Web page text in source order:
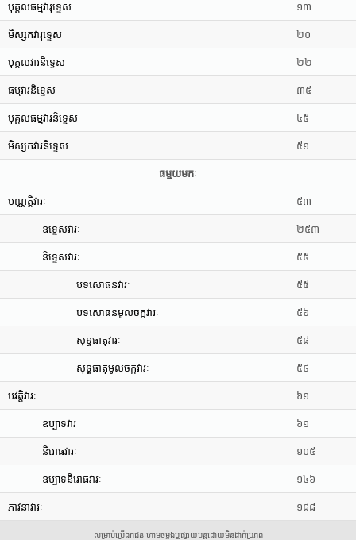
បុគ្គលធម្មវារុទ្ទេស ១៣
មិស្សកវារុទ្ទេស ២០
បុគ្គលវារនិទ្ទេស ២២
ធម្មវារនិទ្ទេស ៣៥
បុគ្គលធម្មវារនិទ្ទេស ៤៥
មិស្សកវារនិទ្ទេស ៥១
ធម្មយមកៈ
បណ្ណត្តិវារៈ ៥៣
ឧទ្ទេសវារៈ ២៥៣
និទ្ទេសវារៈ ៥៥
បទសោធនវារៈ ៥៥
បទសោធនមូលចក្កវារៈ ៥៦
សុទ្ធធាតុវារៈ ៥៨
សុទ្ធធាតុមូលចក្កវារៈ ៥៩
បវត្តិវារៈ ៦១
ឧប្បាទវារៈ ៦១
និរោធវារៈ ១០៥
ឧប្បាទនិរោធវារៈ ១៤៦
ភាវនាវារៈ ១៨៨
សម្រាប់ប្រើឯកជន ហាមចម្លងឬផ្សាយបន្តដោយមិនដាក់ប្រភព